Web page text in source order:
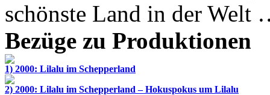
schönste Land in der Welt
Bezüge zu Produktionen
1) 2000: Lilalu im Schepperland
2) 2000: Lilalu im Schepperland – Hokuspokus um Lilalu